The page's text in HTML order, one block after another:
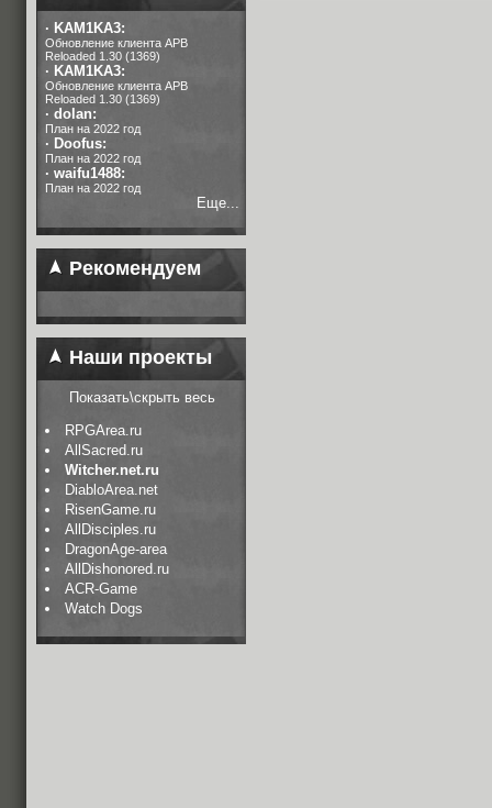
· KAM1KA3:
Обновление клиента APB
Reloaded 1.30 (1369)
· KAM1KA3:
Обновление клиента APB
Reloaded 1.30 (1369)
· dolan:
План на 2022 год
· Doofus:
План на 2022 год
· waifu1488:
План на 2022 год
Еще...
Рекомендуем
Наши проекты
Показать\скрыть весь
RPGArea.ru
AllSacred.ru
Witcher.net.ru
DiabloArea.net
RisenGame.ru
AllDisciples.ru
DragonAge-area
AllDishonored.ru
ACR-Game
Watch Dogs